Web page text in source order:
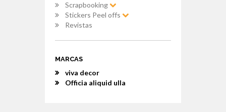
Scrapbooking
Stickers Peel offs
Revistas
MARCAS
viva decor
Officia aliquid ulla